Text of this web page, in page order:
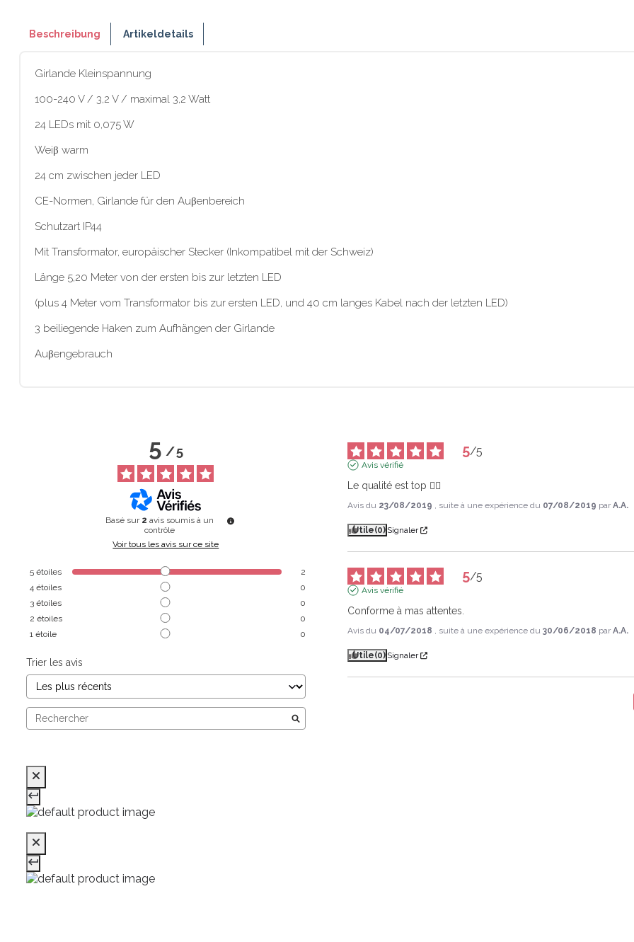
Beschreibung Artikeldetails
Girlande Kleinspannung
100-240 V / 3,2 V / maximal 3,2 Watt
24 LEDs mit 0,075 W
Weiβ warm
24 cm zwischen jeder LED
CE-Normen, Girlande für den Auβenbereich
Schutzart IP44
Mit Transformator, europäischer Stecker (Inkompatibel mit der Schweiz)
Länge 5,20 Meter von der ersten bis zur letzten LED
(plus 4 Meter vom Transformator bis zur ersten LED, und 40 cm langes Kabel nach der letzten LED)
3 beiliegende Haken zum Aufhängen der Girlande
Auβengebrauch
5/5
Basé sur 2 avis soumis à un
contrôle
Voir tous les avis sur ce site
5 étoiles
2
4 étoiles
0
3 étoiles
0
2 étoiles
0
1 étoile 0
Trier les avis
5/5
Avis vérifié
Le qualité est top 👍🏻
Avis du 23/08/2019 , suite à une expérience du 07/08/2019 parA.A.
Utile(0) Signaler
5/5
Avis vérifié
Conforme à mas attentes.
Avis du 04/07/2018 , suite à une expérience du30/06/2018 parA.A.
Utile(0) Signaler